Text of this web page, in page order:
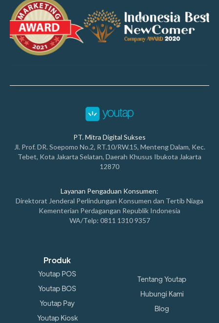
PT. Mitra Digital Sukses
Jl. Prof. DR. Soepomo No.2, RT.10/RW.15, Menteng Dalam, Kec.
Tebet, Kota Jakarta Selatan, Daerah Khusus Ibukota Jakarta
12870
Layanan Pengaduan Konsumen:
Direktorat Jenderal Perlindungan Konsumen dan Tertib Niaga
Kementerian Perdagangan Republik Indonesia
WA/Telp: 0811 1310 9357
Produk
Youtap POS
Youtap BOS
Youtap Pay
Youtap Kiosk
Tentang Youtap
Hubungi Kami
Blog